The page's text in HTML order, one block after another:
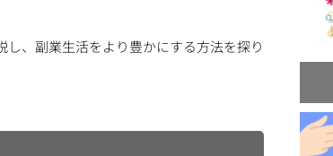
、副業生活をより豊かにする方法を探り